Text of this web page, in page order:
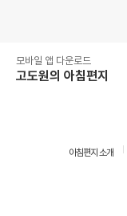
모바일 앱 다운로드
고도원의 아침편지
아침편지 소개